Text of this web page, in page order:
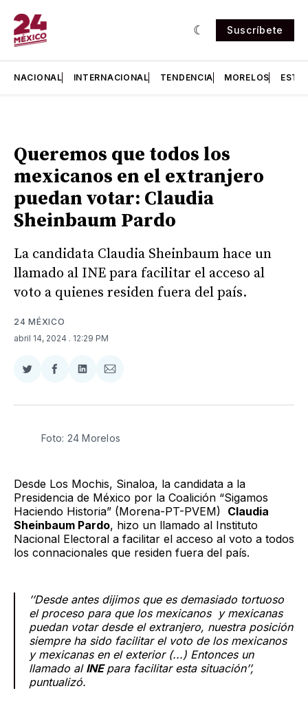
Suscríbete
NACIONAL INTERNACIONAL TENDENCIA MORELOS
Queremos que todos los
mexicanos en el extranjero
puedan votar: Claudia
Sheinbaum Pardo
La candidata Claudia Sheinbaum hace un
llamado al INE para facilitar el acceso al
voto a quienes residen fuera del país.
24 MÉXICO
abril 14, 2024 . 12:29 PM
Compartir
Twitter
Compartir
Facebook
Compartir
LinkedIn
Compartir
Email
Foto: 24 Morelos
Desde Los Mochis, Sinaloa, la candidata a la
Presidencia de México por la Coalición “Sigamos
Haciendo Historia” (Morena-PT-PVEM) Claudia
Sheinbaum Pardo, hizo un llamado al Instituto
Nacional Electoral a facilitar el acceso al voto a todos
los connacionales que residen fuera del país.
’’Desde antes dijimos que es demasiado tortuoso
el proceso para que los mexicanos y mexicanas
puedan votar desde el extranjero, nuestra posición
siempre ha sido facilitar el voto de los mexicanos
y mexicanas en el exterior (...) Entonces un
llamado al INEpara facilitar esta situación’’,
puntualizó.